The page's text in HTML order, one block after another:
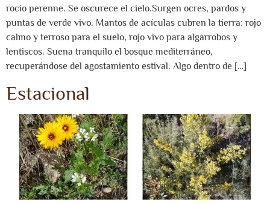
rocío perenne. Se oscurece el cielo.Surgen ocres, pardos y
puntas de verde vivo. Mantos de acículas cubren la tierra: rojo
calmo y terroso para el suelo, rojo vivo para algarrobos y
lentiscos. Suena tranquilo el bosque mediterráneo,
recuperándose del agostamiento estival. Algo dentro de […]
Estacional